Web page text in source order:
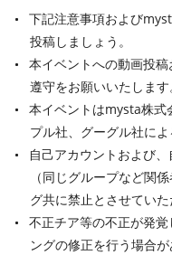
下記注意事項および
投稿しましょう。
本イベントへの動画投
遵守をお願いいたします
本イベントはmysta株式
プル社、グーグル社によ
自己アカウントおよび
（同じグループなど関
グ共に禁止とさせていた
不正チア等の不正が発
ングの修正を行う場合が